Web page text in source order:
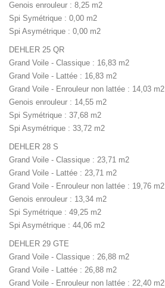
Genois enrouleur : 8,25 m2
Spi Symétrique : 0,00 m2
Spi Asymétrique : 0,00 m2
DEHLER 25 QR
Grand Voile - Classique : 16,83 m2
Grand Voile - Lattée : 16,83 m2
Grand Voile - Enrouleur non lattée : 14,03 m2
Genois enrouleur : 14,55 m2
Spi Symétrique : 37,68 m2
Spi Asymétrique : 33,72 m2
DEHLER 28 S
Grand Voile - Classique : 23,71 m2
Grand Voile - Lattée : 23,71 m2
Grand Voile - Enrouleur non lattée : 19,76 m2
Genois enrouleur : 13,34 m2
Spi Symétrique : 49,25 m2
Spi Asymétrique : 44,06 m2
DEHLER 29 GTE
Grand Voile - Classique : 26,88 m2
Grand Voile - Lattée : 26,88 m2
Grand Voile - Enrouleur non lattée : 22,40 m2